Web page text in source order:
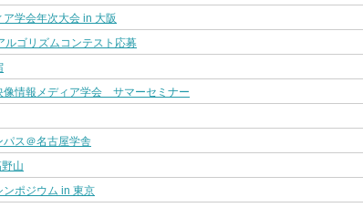
学会年次大会 in 大阪
ルゴリズムコンテスト応募
像情報メディア学会 サマーセミナー
パス＠名古屋学舎
山
ンポジウム in 東京